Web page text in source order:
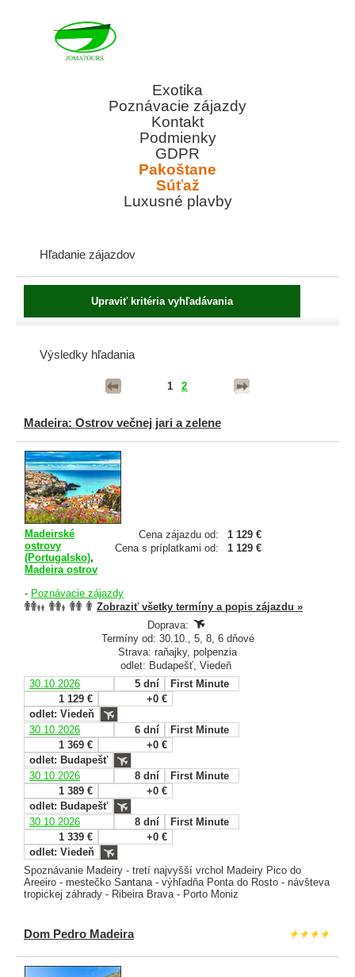
Exotika
Poznávacie zájazdy
Kontakt
Podmienky
GDPR
Pakoštane
Súťaž
Luxusné plavby
Hľadanie zájazdov
Výsledky hľadania
1 2
Madeira: Ostrov večnej jari a zelene
Cena zájazdu od:
1 129 €
Cena s príplatkami od:
1 129 €
Madeirské
ostrovy
(Portugalsko),
Madeira ostrov
- Poznávacie zájazdy
Zobraziť všetky termíny a popis zájazdu »
Doprava:
Termíny od: 30.10., 5, 8, 6 dňové
Strava: raňajky, polpenzia
odlet: Budapešť, Viedeň
30.10.2026
5 dní
First Minute
1 129 €
+0 €
odlet: Viedeň
30.10.2026
6 dní
First Minute
1 369 €
+0 €
odlet: Budapešť
30.10.2026
8 dní
First Minute
1 389 €
+0 €
odlet: Budapešť
30.10.2026
8 dní
First Minute
1 339 €
+0 €
odlet: Viedeň
Spoznávanie Madeiry - tretí najvyšší vrchol Madeiry Pico do
Areeiro - mestečko Santana - výhľadňa Ponta do Rosto - návšteva
tropickej záhrady - Ribeira Brava - Porto Moniz
Dom Pedro Madeira